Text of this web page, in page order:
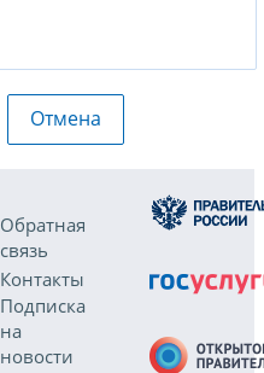
Отмена
Обратная
связь
Контакты
Подписка
на
новости